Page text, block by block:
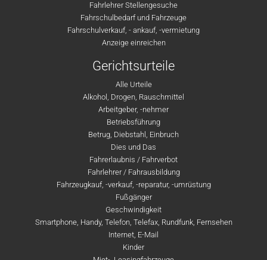
Fahrlehrer Stellengesuche
Fahrschulbedarf und Fahrzeuge
Fahrschulverkauf, - ankauf, -vermietung
Anzeige einreichen
Gerichtsurteile
Alle Urteile
Alkohol, Drogen, Rauschmittel
Arbeitgeber, -nehmer
Betriebsführung
Betrug, Diebstahl, Einbruch
Dies und Das
Fahrerlaubnis / Fahrverbot
Fahrlehrer / Fahrausbildung
Fahrzeugkauf, -verkauf, -reparatur, -umrüstung
Fußgänger
Geschwindigkeit
Smartphone, Handy, Telefon, Telefax, Rundfunk, Fernsehen
Internet, E-Mail
Kinder